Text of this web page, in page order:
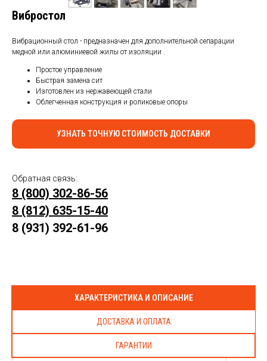
Вибростол
Вибрационный стол - предназначен для дополнительной сепарации
медной или алюминиевой жилы от изоляции .
Простое управление
Быстрая замена сит
Изготовлен из нержавеющей стали
Облегченная конструкция и роликовые опоры
УЗНАТЬ ТОЧНУЮ СТОИМОСТЬ ДОСТАВКИ
Обратная связь:
8 (800) 302-86-56
8 (812) 635-15-40
8 (931) 392-61-96
ХАРАКТЕРИСТИКА И ОПИСАНИЕ
ДОСТАВКА И ОПЛАТА
ГАРАНТИИ